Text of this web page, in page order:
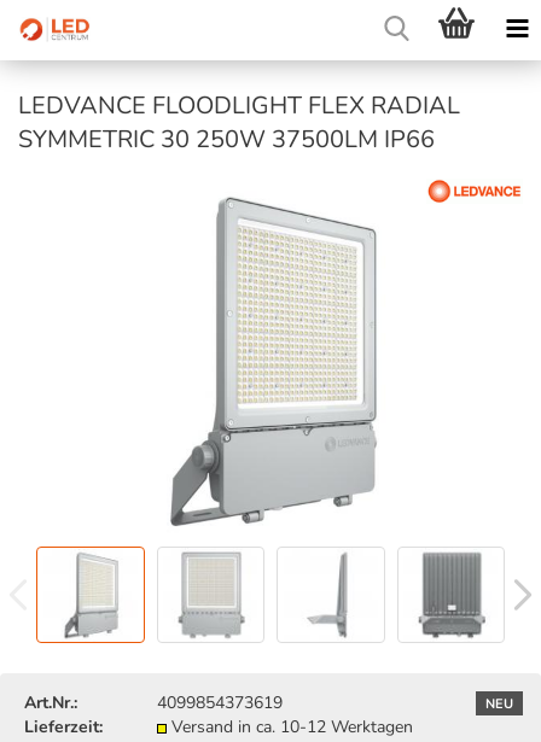
LEDVANCE FLOODLIGHT FLEX RADIAL
SYMMETRIC 30 250W 37500LM IP66
NEU
Art.Nr.:
4099854373619
Lieferzeit:
Versand in ca. 10-12 Werktagen